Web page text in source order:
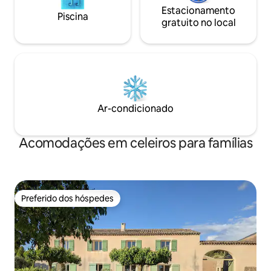
Piscina
Estacionamento
gratuito no local
Ar-condicionado
Acomodações em celeiros para famílias
Preferido dos hóspedes
Preferido dos hóspedes